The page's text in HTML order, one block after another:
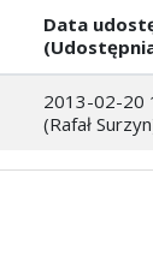
Data
2013-02-20
(Rafał